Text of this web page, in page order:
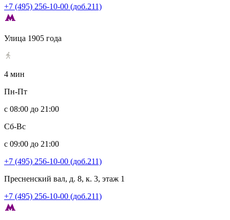
+7 (495) 256-10-00 (доб.211)
Улица 1905 года
4 мин
Пн-Пт
с 08:00 до 21:00
Сб-Вс
с 09:00 до 21:00
+7 (495) 256-10-00 (доб.211)
Пресненский вал, д. 8, к. 3, этаж 1
+7 (495) 256-10-00 (доб.211)